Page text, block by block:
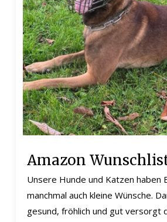
Amazon
Unsere Hunde und Katzen haben
manchmal auch kleine Wünsche.
gesund, fröhlich und gut versorgt